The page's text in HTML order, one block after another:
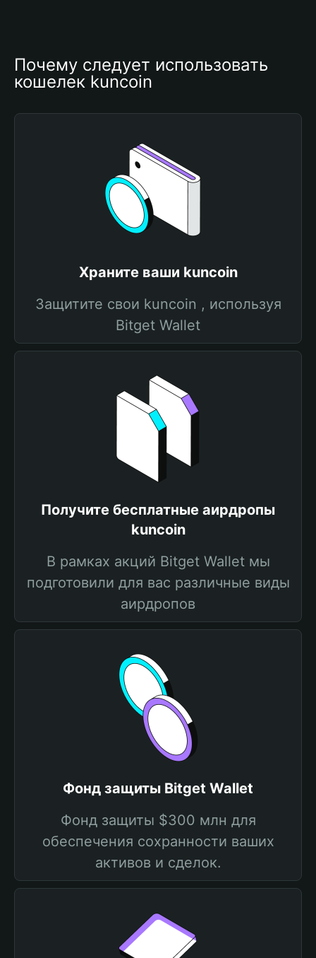
Почему следует использовать
кошелек kuncoin
Храните ваши kuncoin
Защитите свои kuncoin , используя
Bitget Wallet
Получите бесплатные аирдропы
kuncoin
В рамках акций Bitget Wallet мы
подготовили для вас различные виды
аирдропов
Фонд защиты Bitget Wallet
Фонд защиты $300 млн для
обеспечения сохранности ваших
активов и сделок.